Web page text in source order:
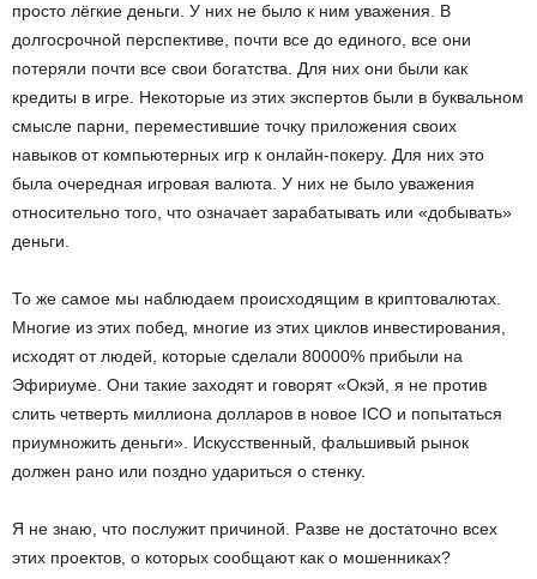
просто лёгкие деньги. У них не было к ним уважения. В
долгосрочной перспективе, почти все до единого, все они
потеряли почти все свои богатства. Для них они были как
кредиты в игре. Некоторые из этих экспертов были в буквальном
смысле парни, переместившие точку приложения своих
навыков от компьютерных игр к онлайн-покеру. Для них это
была очередная игровая валюта. У них не было уважения
относительно того, что означает зарабатывать или «добывать»
деньги.
То же самое мы наблюдаем происходящим в криптовалютах.
Многие из этих побед, многие из этих циклов инвестирования,
исходят от людей, которые сделали 80000% прибыли на
Эфириуме. Они такие заходят и говорят «Окэй, я не против
слить четверть миллиона долларов в новое ICO и попытаться
приумножить деньги». Искусственный, фальшивый рынок
должен рано или поздно удариться о стенку.
Я не знаю, что послужит причиной. Разве не достаточно всех
этих проектов, о которых сообщают как о мошенниках?